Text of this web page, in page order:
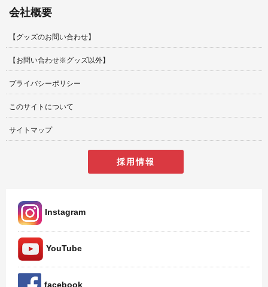
会社概要
【グッズのお問い合わせ】
【お問い合わせ※グッズ以外】
プライバシーポリシー
このサイトについて
サイトマップ
採用情報
Instagram
YouTube
facebook